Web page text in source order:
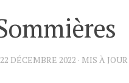
22 DÉCEMBRE 2022 · MIS À JOUR